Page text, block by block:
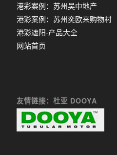
港彩案例：苏州吴中地产
港彩案例：苏州奕欧来购物村
港彩遮阳-产品大全
网站首页
友情链接：杜亚 DOOYA